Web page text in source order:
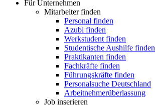
Für Unternehmen
Mitarbeiter finden
Personal finden
Azubi finden
Werkstudent finden
Studentische Aushilfe finden
Praktikanten finden
Fachkräfte finden
Führungskräfte finden
Personalsuche Deutschland
Arbeitnehmerüberlassung
Job inserieren